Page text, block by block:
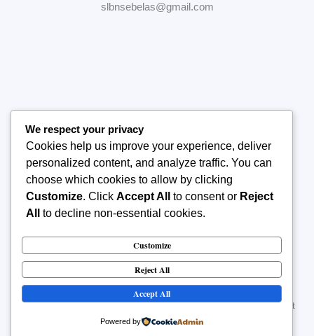
slbnsebelas@gmail.com
Home
Tentang Sekolah
Manajemen Sekolah
Publikasi
Kontak Kami
Hak Cipta © 2026 SLBN 11 Jakarta. Semua Hak Dilindungi. | Dibuat
oleh -Darma Kusumah
We respect your privacy
Cookies help us improve your experience, deliver
personalized content, and analyze traffic. You can
choose which cookies to allow by clicking
Customize. Click Accept All to consent or Reject
All
to decline non-essential cookies.
Customize
Reject All
Accept All
Powered by